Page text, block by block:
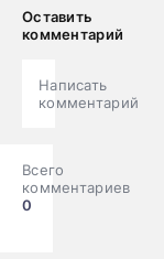
Оставить
комментарий
Написать
комментарий
Всего
комментариев
0